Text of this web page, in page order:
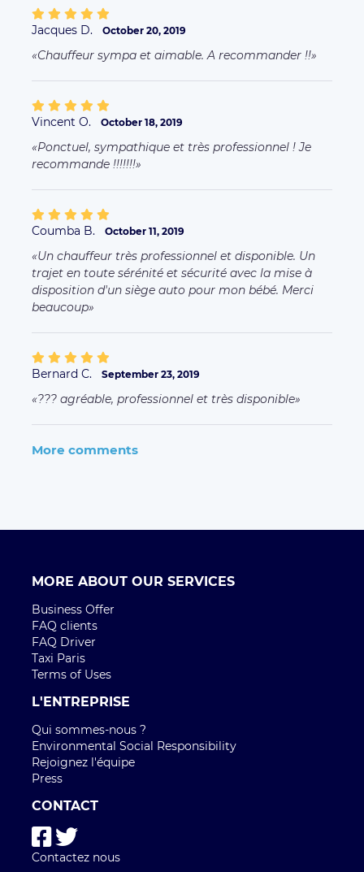
Jacques D. October 20, 2019
Chauffeur sympa et aimable. A recommander !!
Vincent O. October 18, 2019
Ponctuel, sympathique et très professionnel ! Je
recommande !!!!!!!
Coumba B. October 11, 2019
Un chauffeur très professionnel et disponible. Un
trajet en toute sérénité et sécurité avec la mise à
disposition d'un siège auto pour mon bébé. Merci
beaucoup
Bernard C. September 23, 2019
??? agréable, professionnel et très disponible
More comments
MORE ABOUT OUR SERVICES
Business Offer
FAQ clients
FAQ Driver
Taxi Paris
Terms of Uses
L'ENTREPRISE
Qui sommes-nous ?
Environmental Social Responsibility
Rejoignez l'équipe
Press
CONTACT
Contactez nous